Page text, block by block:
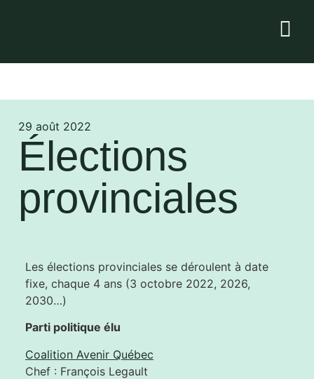
29 août 2022
Élections
provinciales
Les élections provinciales se déroulent à date
fixe, chaque 4 ans (3 octobre 2022, 2026,
2030…)
Parti politique élu
Coalition Avenir Québec
Chef : François Legault